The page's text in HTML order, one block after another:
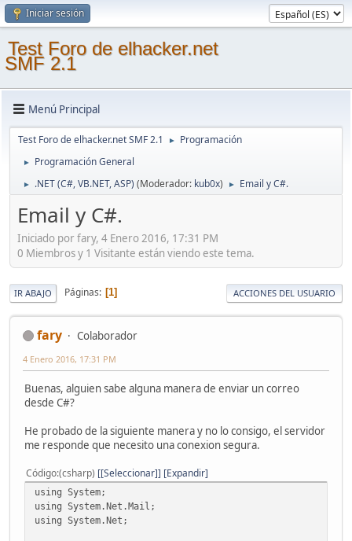
Iniciar sesión
Test Foro de elhacker.net
SMF 2.1
Menú Principal
Test Foro de elhacker.net SMF 2.1 ► Programación
► Programación General
► .NET (C#, VB.NET, ASP) (Moderador: kub0x) ► Email y C#.
Email y C#.
Iniciado por fary, 4 Enero 2016, 17:31 PM
0 Miembros y 1 Visitante están viendo este tema.
IR ABAJO Páginas 1 ACCIONES DEL USUARIO
fary Colaborador
4 Enero 2016, 17:31 PM
Buenas, alguien sabe alguna manera de enviar un correo
desde C#?
He probado de la siguiente manera y no lo consigo, el servidor
me responde que necesito una conexion segura.
Código(csharp) [Seleccionar] Expandir
using System;
using System.Net.Mail;
using System.Net;